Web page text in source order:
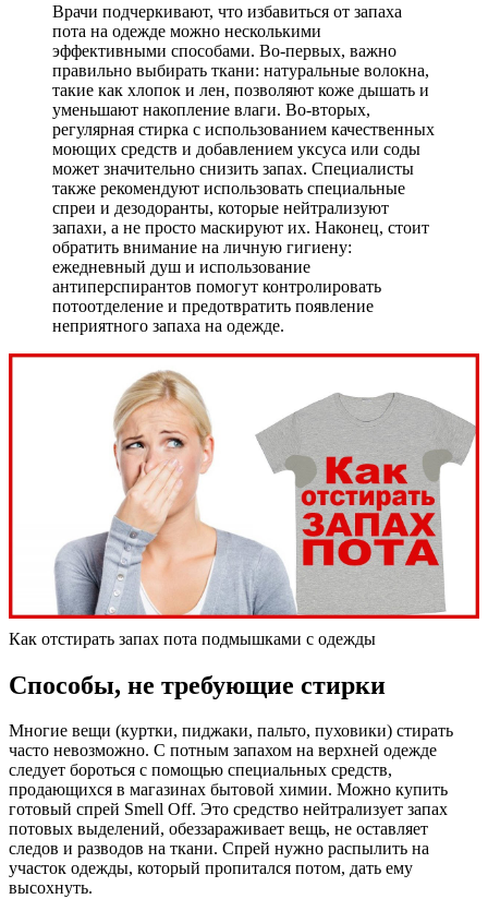
Врачи подчеркивают, что избавиться от запаха
пота на одежде можно несколькими
эффективными способами. Во-первых, важно
правильно выбирать ткани: натуральные волокна,
такие как хлопок и лен, позволяют коже дышать и
уменьшают накопление влаги. Во-вторых,
регулярная стирка с использованием качественных
моющих средств и добавлением уксуса или соды
может значительно снизить запах. Специалисты
также рекомендуют использовать специальные
спреи и дезодоранты, которые нейтрализуют
запахи, а не просто маскируют их. Наконец, стоит
обратить внимание на личную гигиену:
ежедневный душ и использование
антиперспирантов помогут контролировать
потоотделение и предотвратить появление
неприятного запаха на одежде.
Как отстирать запах пота подмышками с одежды
Способы, не требующие стирки
Многие вещи (куртки, пиджаки, пальто, пуховики) стирать
часто невозможно. С потным запахом на верхней одежде
следует бороться с помощью специальных средств,
продающихся в магазинах бытовой химии. Можно купить
готовый спрей Smell Off. Это средство нейтрализует запах
потовых выделений, обеззараживает вещь, не оставляет
следов и разводов на ткани. Спрей нужно распылить на
участок одежды, который пропитался потом, дать ему
высохнуть.